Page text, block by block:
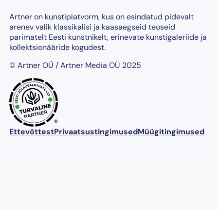
Artner on kunstiplatvorm, kus on esindatud pidevalt
arenev valik klassikalisi ja kaasaegseid teoseid
parimatelt Eesti kunstnikelt, erinevate kunstigaleriide ja
kollektsionääride kogudest.
© Artner OÜ / Artner Media OÜ 2025
®
EttevõttestPrivaatsustingimusedMüügitingimused